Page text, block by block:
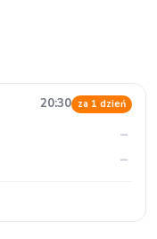
20:30 za 1 dzień
–
–